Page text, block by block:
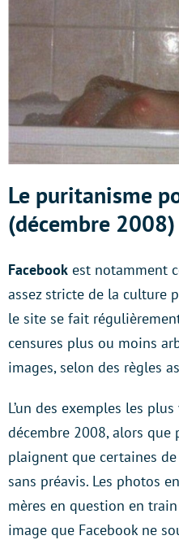
Le puritanisme
(décembre 2008)
Facebook est notamment
assez stricte de la culture
le site se fait
censures plus ou moins
images, selon des règles
L’un des exemples les
décembre 2008, alors que
plaignent que certaines
sans préavis. Les photos
mères en question en
image que Facebook ne